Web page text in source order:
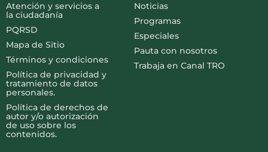
Atención y servicios a
la ciudadanía
PQRSD
Mapa de Sitio
Términos y condiciones
Política de privacidad y
tratamiento de datos
personales.
Política de derechos de
autor y/o autorización
de uso sobre los
contenidos.
Noticias
Programas
Especiales
Pauta con nosotros
Trabaja en Canal TRO